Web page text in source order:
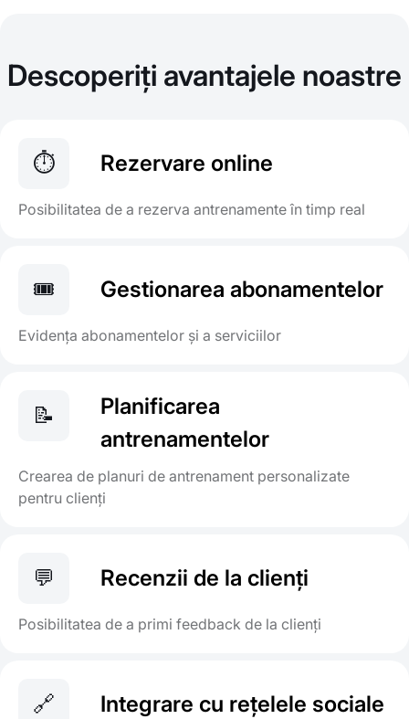
Descoperiți avantajele noastre
⏱️ Rezervare online
Posibilitatea de a rezerva antrenamente în timp real
🎟️ Gestionarea abonamentelor
Evidența abonamentelor și a serviciilor
📝
Planificarea
antrenamentelor
Crearea de planuri de antrenament personalizate
pentru clienți
💬 Recenzii de la clienți
Posibilitatea de a primi feedback de la clienți
🔗 Integrare cu rețelele sociale